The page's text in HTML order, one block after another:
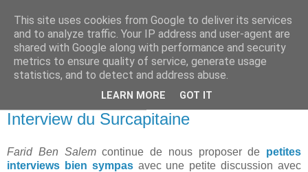
Interview du Surcapitaine
Farid Ben Salemcontinue de nous proposer de petites
interviews bien sympasavec une petite discussion avec
This site uses cookies from Google to deliver its services
and to analyze traffic. Your IP address and user-agent are
shared with Google along with performance and security
metrics to ensure quality of service, generate usage
statistics, and to detect and address abuse.
LEARN MORE GOT IT